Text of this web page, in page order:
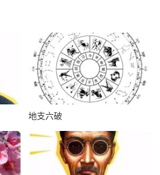
畅，巽坤风寒入胃脏，
病，离艮心脏不畅通，
瘤，还有乳腺也不安。
，离兑眼疾要注意，
病，二离双眼肝胆病，
地支六破